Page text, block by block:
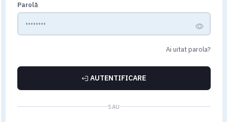
Parolă
Ai uitat parola?
AUTENTIFICARE
SAU